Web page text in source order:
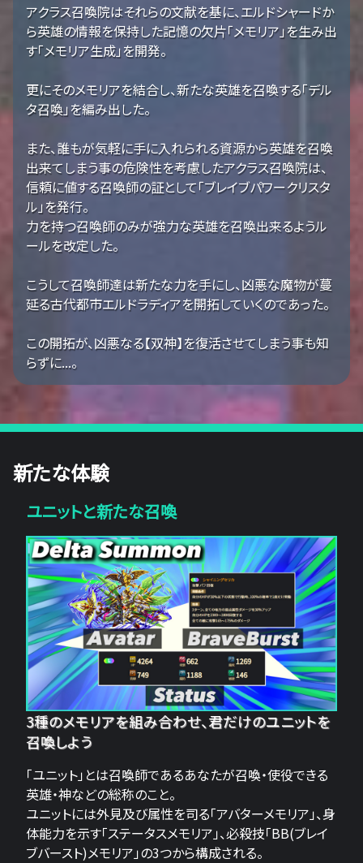
アクラス召喚院はそれらの文献を基に、エルドシャードか
ら英雄の情報を保持した記憶の欠片「メモリア」を生み出
す「メモリア生成」を開発。
更にそのメモリアを結合し、新たな英雄を召喚する「デル
タ召喚」を編み出した。
また、誰もが気軽に手に入れられる資源から英雄を召喚
出来てしまう事の危険性を考慮したアクラス召喚院は、
信頼に値する召喚師の証として「ブレイブパワークリスタ
ル」を発行。
力を持つ召喚師のみが強力な英雄を召喚出来るようル
ールを改定した。
こうして召喚師達は新たな力を手にし、凶悪な魔物が蔓
延る古代都市エルドラディアを開拓していくのであった。
この開拓が、凶悪なる【双神】を復活させてしまう事も知
らずに...。
新たな体験
ユニットと新たな召喚
3種のメモリアを組み合わせ、君だけのユニットを
召喚しよう
「ユニット」とは召喚師であるあなたが召喚・使役できる
英雄・神などの総称のこと。
ユニットには外見及び属性を司る「アバターメモリア」、身
体能力を示す「ステータスメモリア」、必殺技「BB(ブレイ
ブバースト)メモリア」の3つから構成される。